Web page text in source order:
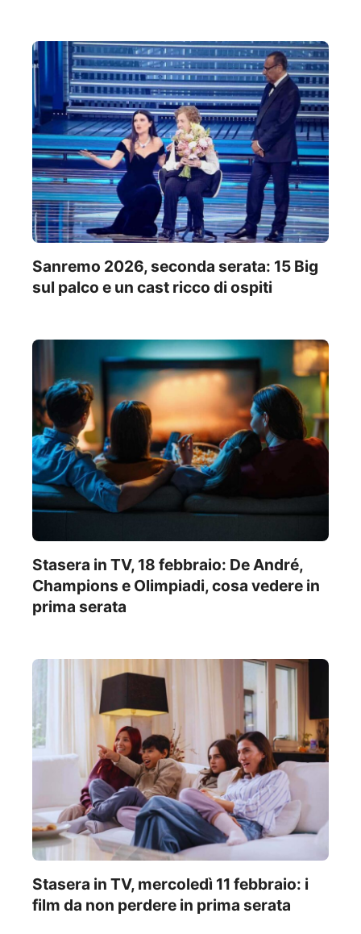
Sanremo 2026, seconda serata: 15 Big
sul palco e un cast ricco di ospiti
Stasera in TV, 18 febbraio: De André,
Champions e Olimpiadi, cosa vedere in
prima serata
Stasera in TV, mercoledì 11 febbraio: i
film da non perdere in prima serata